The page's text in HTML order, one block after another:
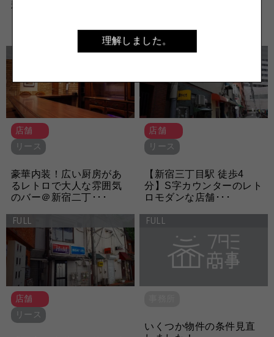
和室の部屋をバー向けに
リース店舗物･･･
リース店舗物･･･
店舗
リース
豪華内装！広い厨房があ
るレトロで大人な雰囲気
のバー＠新宿二丁･･･
FULL
店舗
リース
【新宿三丁目駅 徒歩4
分】S字カウンターのレト
ロモダンな店舗･･･
FULL
店舗
リース
FULL
いくつか物件の条件見直
理解しました。